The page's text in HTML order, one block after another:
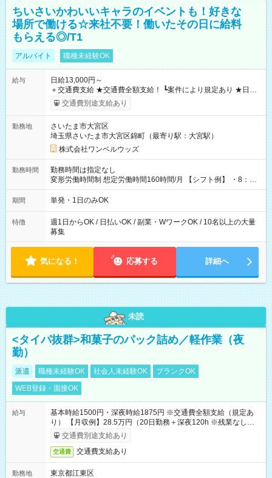
ちいさいかわいいキャラのイベントも！好きな
場所で働ける☆来社不要！働いたその日に給料
もらえる◎/T1
アルバイト 職種未経験OK
給与
日給13,000円～
＋交通費支給 ★交通費全額支給！ ┗案件により規定あり ★日払
いOK！（規定あり） ┗働いたその日に現金GET♪ お仕事後はコ
ンビニATMから 日払い分を引き落とせます！ 【試用期間】試
交通費別途支給あり
勤務地
さいたま市大宮区
埼玉県さいたま市大宮区錦町（最寄り駅：大宮駅）
株式会社ワンベルウッズ
勤務時間
勤務時間は指定なし
変形労働時間制 想定労働時間160時間/月 【シフト例】 ・8：00
～21：00
期間 単発・1日のみOK
特徴
週1日からOK / 日払いOK / 副業・WワークOK / 10名以上の大量
募集
気になる！ 応募する 詳細へ
未読
<タイパ抜群>和菓子のパック詰め／軽作業（夜
勤）
派遣 職種未経験OK 社会人未経験OK
ブランクOK
WEB登録・面接OK
給与
基本時給1500円・深夜時給1875円 ※交通費全額支給（規定あ
り） 【月収例】28.5万円（20日勤務＋深夜120h ※残業なしの場
合）交通費別途支給あり
交通費 交通費支給あり
勤務地
東京都江東区